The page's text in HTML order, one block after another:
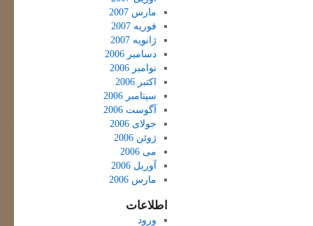
مارس 2007
فوریه 2007
ژانویه 2007
دسامبر 2006
نوامبر 2006
اکتبر 2006
سپتامبر 2006
آگوست 2006
جولای 2006
ژوئن 2006
می 2006
آوریل 2006
مارس 2006
اطلاعات
ورود